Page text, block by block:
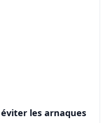
les arnaques